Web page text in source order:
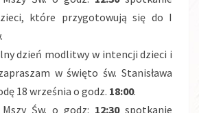
które przygotowują się do I
dzień modlitwy w intencji dzieci i
w święto św. Stanisława
18 września o godz. 18:00.
Św. o godz: 12:30spotkanie